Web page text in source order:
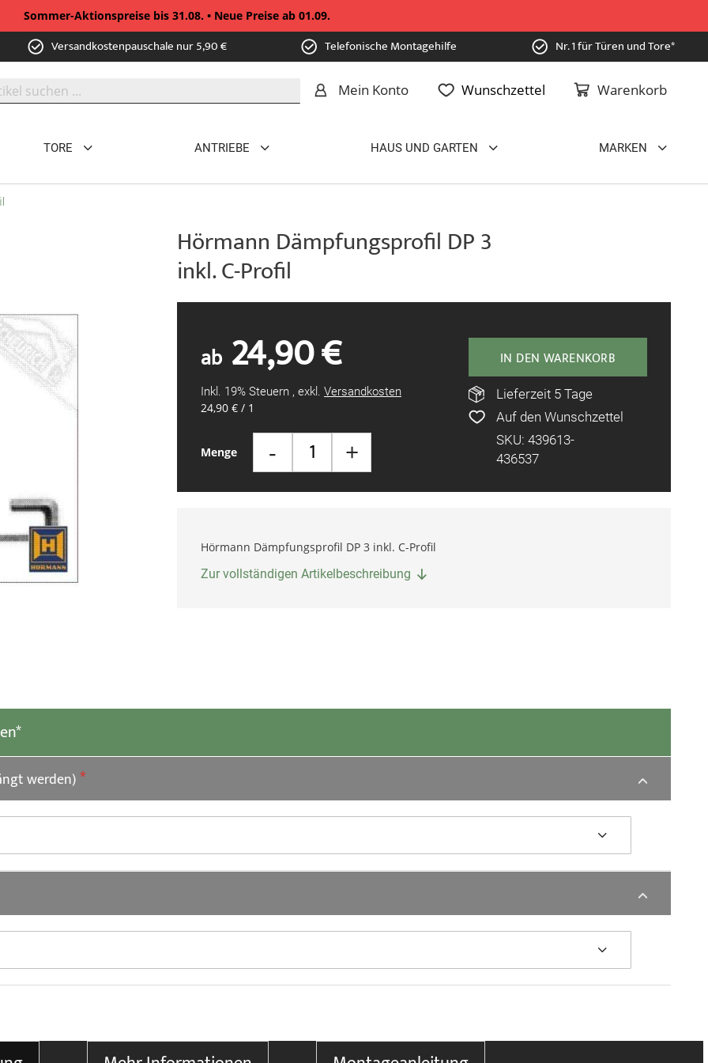
Sommer-Aktionspreise bis 31.08. • Neue Preise ab 01.09.
Versandkostenpauschale nur 5,90 € Telefonische Montagehilfe Nr. 1 für Türen und Tore*
Warenkorb
Mein Konto Wunschzettel
TORE ANTRIEBE HAUS UND GARTEN MARKEN
Hörmann Dämpfungsprofil DP 3
inkl. C-Profil
Menge - +
ab 24,90 €
Inkl. 19% Steuern , exkl. Versandkosten
24,90 € / 1
IN DEN WARENKORB
Lieferzeit 5 Tage
Auf den Wunschzettel
SKU: 439613-
436537
Hörmann Dämpfungsprofil DP 3 inkl. C-Profil
Zur vollständigen Artikelbeschreibung
werden)